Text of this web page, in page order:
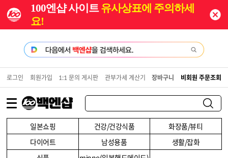
100엔샵 사이트유사상표에 주의하세
요!
일본쇼핑 건강/건강식품
화장품/뷰티
다이어트
남성용품
생활/잡화
로그인 회원가입 1:1 문의 게시판 관부가세 계산기 장바구니 비회원 주문조회